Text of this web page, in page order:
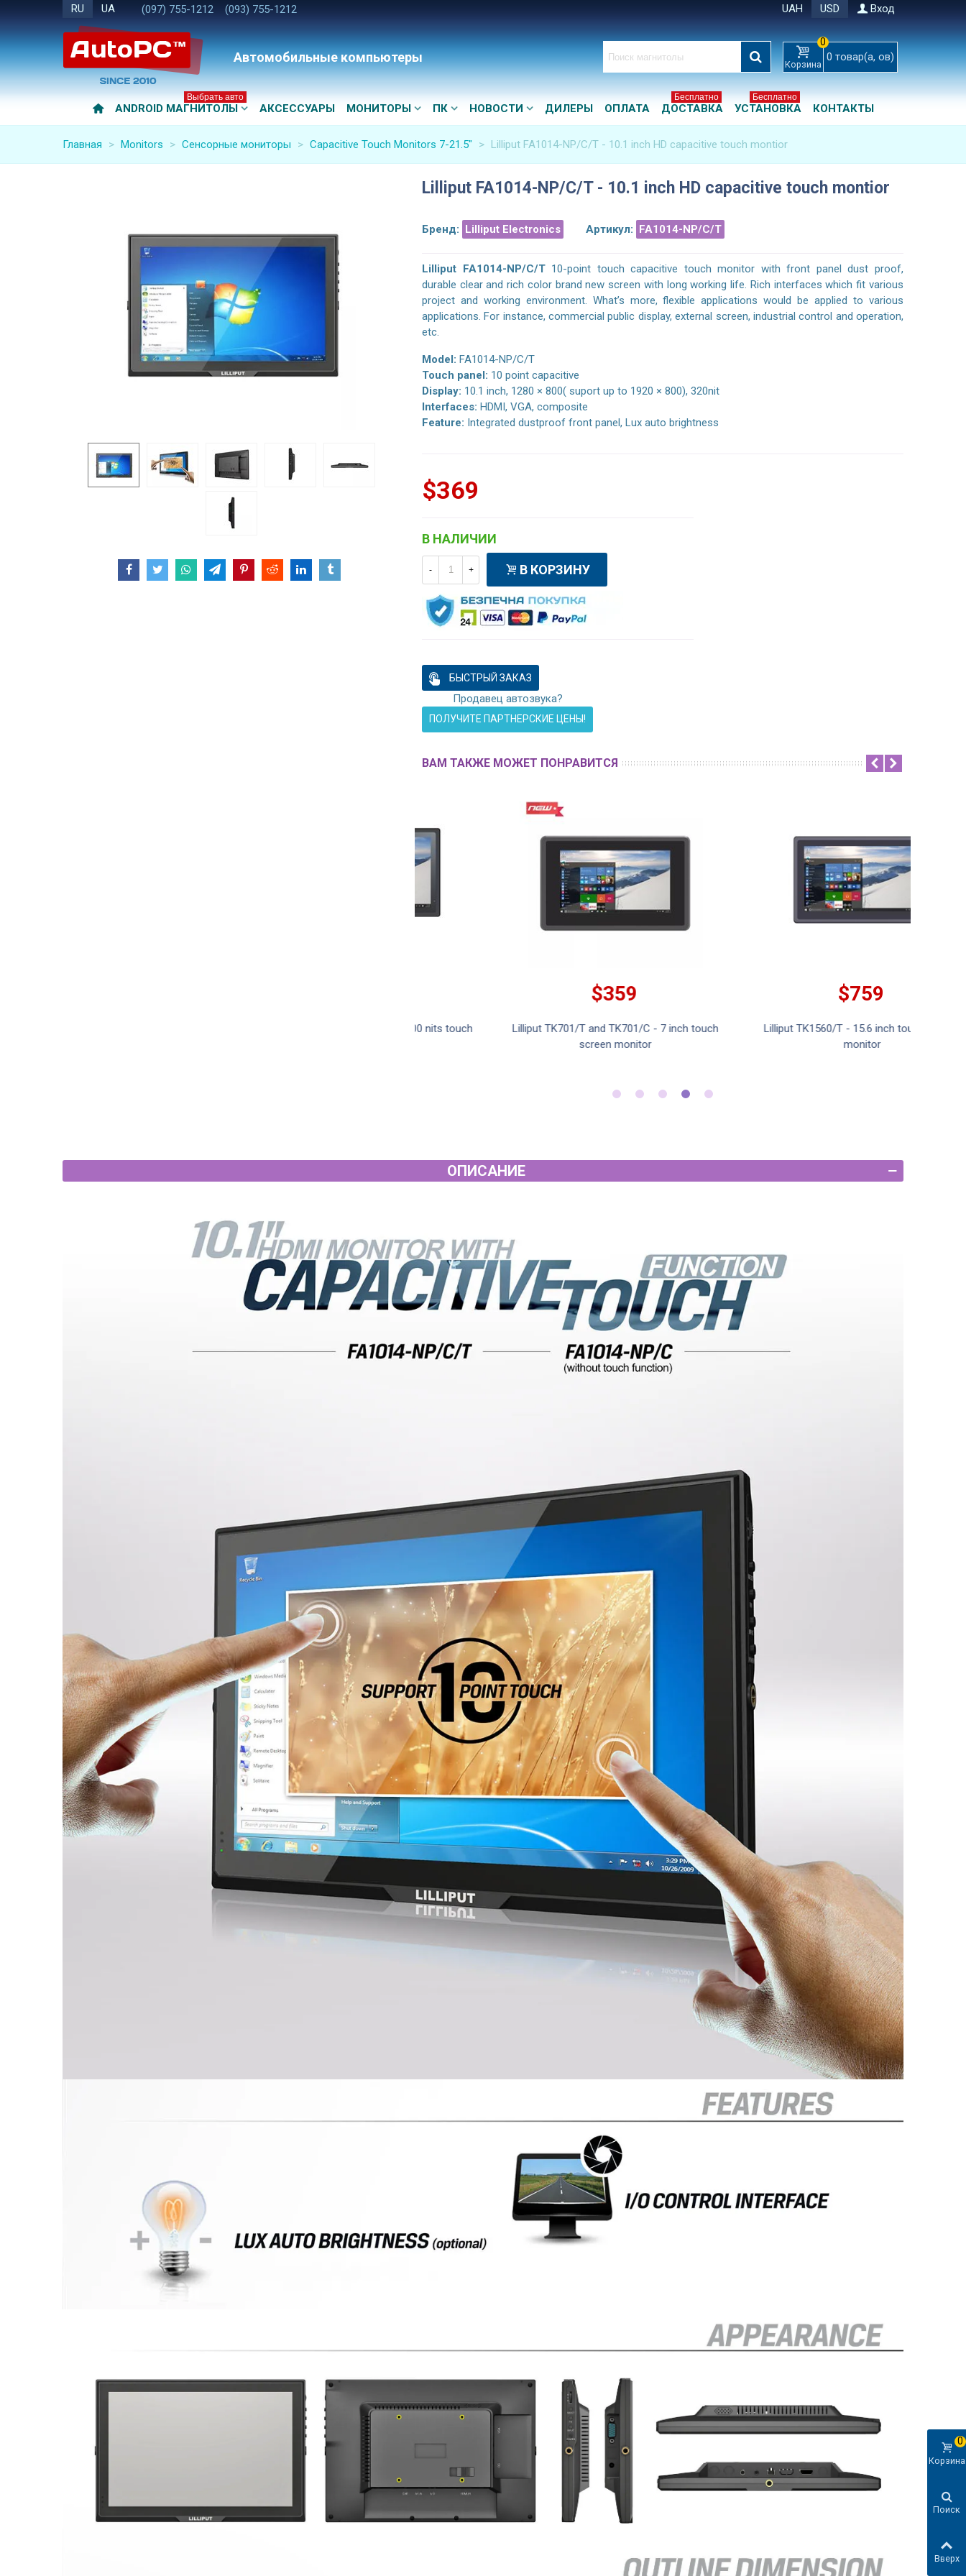
RU UA (097) 755-1212 (093) 755-1212 UAH USD Вход
Автомобильные компьютеры Корзина
0
0 товар(а, ов)
ANDROID МАГНИТОЛЫ
Выбрать авто
АКСЕССУАРЫ МОНИТОРЫ ПК НОВОСТИ ДИЛЕРЫ ОПЛАТА ДОСТАВКА
Бесплатно
УСТАНОВКА
Бесплатно
КОНТАКТЫ
Главная > Monitors > Сенсорные мониторы > Capacitive Touch Monitors 7-21.5″ > Lilliput FA1014-NP/C/T - 10.1 inch HD capacitive touch montior
Lilliput FA1014-NP/C/T - 10.1 inch HD capacitive touch montior
Бренд: Lilliput Electronics Артикул: FA1014-NP/C/T
Lilliput FA1014-NP/C/T10-point touch capacitive touch monitor with front panel dust proof,
durable clear and rich color brand new screen with long working life. Rich interfaces which fit various
project and working environment. What’s more, flexible applications would be applied to various
applications. For instance, commercial public display, external screen, industrial control and operation,
etc.
Model: FA1014-NP/C/T
Touch panel: 10 point capacitive
Display: 10.1 inch, 1280 × 800( suport up to 1920 × 800), 320nit
Interfaces: HDMI, VGA, composite
Feature: Integrated dustproof front panel, Lux auto brightness
$369
В НАЛИЧИИ
- + В КОРЗИНУ
БЫСТРЫЙ ЗАКАЗ
Продавец автозвука?
ПОЛУЧИТЕ ПАРТНЕРСКИЕ ЦЕНЫ!
ВАМ ТАКЖЕ МОЖЕТ ПОНРАВИТСЯ
Lilliput TK1560/T - 15.6 inch touch screen
Lilliput FA1210/C/T - 12.1 inch industrial
capacitive touch monitor
ОПИСАНИЕ
Корзина
0
Поиск
Вверх